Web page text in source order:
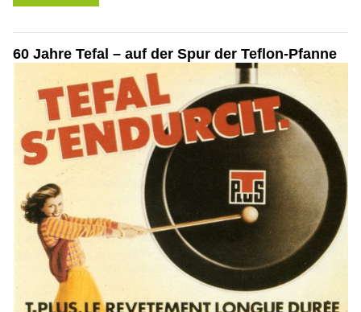
60 Jahre Tefal – auf der Spur der Teflon-Pfanne